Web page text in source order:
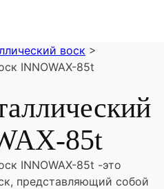
воск >
INNOWAX-85t
85t
INNOWAX-85t -это
представляющий собой